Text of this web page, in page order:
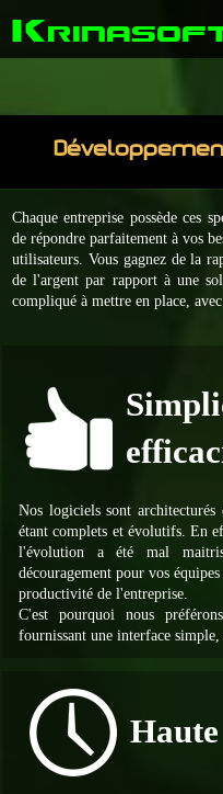
K
Chaque entreprise possède ces
de répondre parfaitement à vos
utilisateurs. Vous gagnez de la
de l'argent par rapport à une
compliqué à mettre en place,
Nos logiciels sont
étant complets et évolutifs. En
l'évolution a été mal
découragement pour vos
productivité de l'entreprise.
C'est pourquoi nous
fournissant une interface